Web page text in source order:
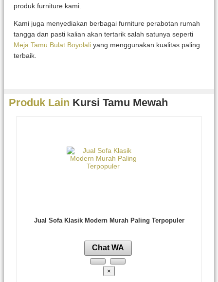
produk furniture kami.
Kami juga menyediakan berbagai furniture perabotan rumah
tangga dan pasti kalian akan tertarik salah satunya seperti
Meja Tamu Bulat Boyolali yang menggunakan kualitas paling
terbaik.
Produk Lain Kursi Tamu Mewah
Jual Sofa Klasik Modern Murah Paling Terpopuler
Chat WA
×